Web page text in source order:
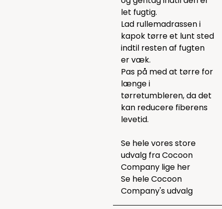
let fugtig.
Lad rullemadrassen i
kapok tørre et lunt sted
indtil resten af fugten
er væk.
Pas på med at tørre for
længe i
tørretumbleren, da det
kan reducere fiberens
levetid.
Se hele vores store
udvalg fra Cocoon
Company lige her
Se heleCocoon
Company's udvalg